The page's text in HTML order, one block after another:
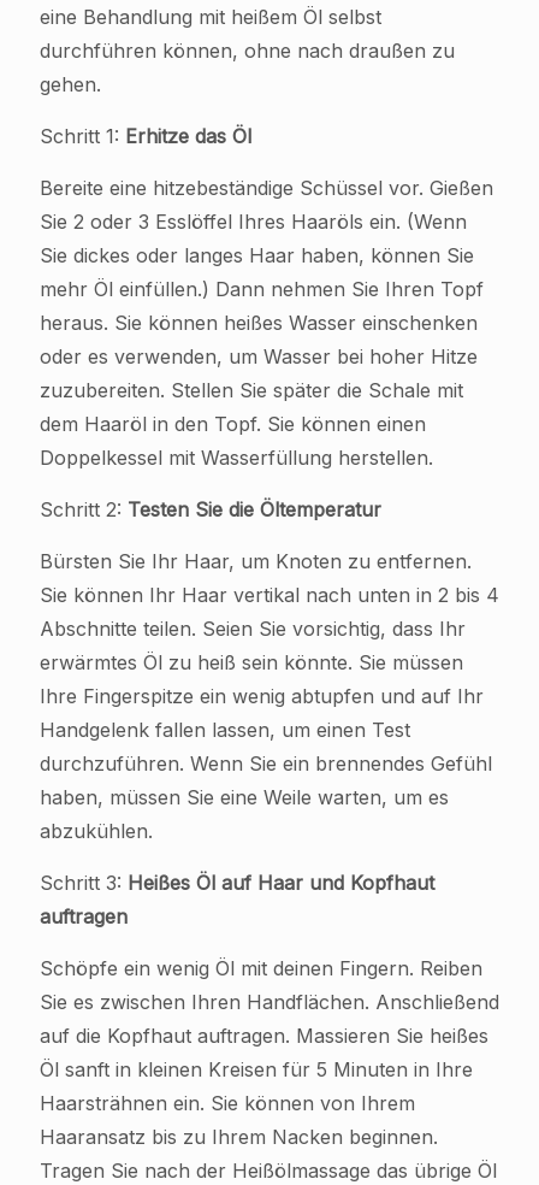
eine Behandlung mit heißem Öl selbst
durchführen können, ohne nach draußen zu
gehen.
Schritt 1: Erhitze das Öl
Bereite eine hitzebeständige Schüssel vor. Gießen
Sie 2 oder 3 Esslöffel Ihres Haaröls ein. (Wenn
Sie dickes oder langes Haar haben, können Sie
mehr Öl einfüllen.) Dann nehmen Sie Ihren Topf
heraus. Sie können heißes Wasser einschenken
oder es verwenden, um Wasser bei hoher Hitze
zuzubereiten. Stellen Sie später die Schale mit
dem Haaröl in den Topf. Sie können einen
Doppelkessel mit Wasserfüllung herstellen.
Schritt 2: Testen Sie die Öltemperatur
Bürsten Sie Ihr Haar, um Knoten zu entfernen.
Sie können Ihr Haar vertikal nach unten in 2 bis 4
Abschnitte teilen. Seien Sie vorsichtig, dass Ihr
erwärmtes Öl zu heiß sein könnte. Sie müssen
Ihre Fingerspitze ein wenig abtupfen und auf Ihr
Handgelenk fallen lassen, um einen Test
durchzuführen. Wenn Sie ein brennendes Gefühl
haben, müssen Sie eine Weile warten, um es
abzukühlen.
Schritt 3: Heißes Öl auf Haar und Kopfhaut
auftragen
Schöpfe ein wenig Öl mit deinen Fingern. Reiben
Sie es zwischen Ihren Handflächen. Anschließend
auf die Kopfhaut auftragen. Massieren Sie heißes
Öl sanft in kleinen Kreisen für 5 Minuten in Ihre
Haarsträhnen ein. Sie können von Ihrem
Haaransatz bis zu Ihrem Nacken beginnen.
Tragen Sie nach der Heißölmassage das übrige Öl